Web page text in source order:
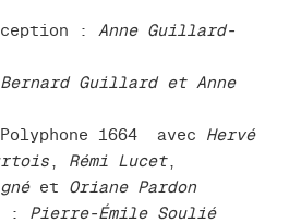
: Anne Guillard-
Bernard Guillard et Anne
1664 avec Hervé
Rémi Lucet,
et Oriane Pardon
: Pierre-Émile Soulié